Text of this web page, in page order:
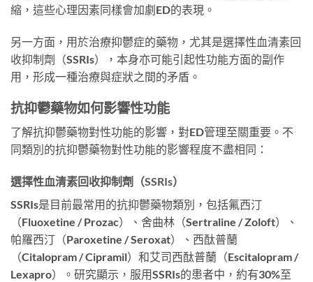
縮，這些心理因素同樣會加劇ED的表現。
另一方面，用於治療抑鬱症的藥物，尤其是選擇性血清素回
收抑制劑（SSRIs），本身亦可能引起性功能方面的副作
用，形成一種治療與症狀之間的矛盾。
抗抑鬱藥物如何影響性功能
了解抗抑鬱藥物對性功能的影響，對ED管理至關重要。不
同類別的抗抑鬱藥物對性功能的影響程度不盡相同：
選擇性血清素回收抑制劑（SSRIs）
SSRIs是目前最常用的抗抑鬱藥物類別，包括氟西汀
（Fluoxetine / Prozac）、舍曲林（Sertraline / Zoloft）、
帕羅西汀（Paroxetine / Seroxat）、西酞普蘭
（Citalopram / Cipramil）和艾司西酞普蘭（Escitalopram /
Lexapro）。研究顯示，服用SSRIs的患者中，約有30%至